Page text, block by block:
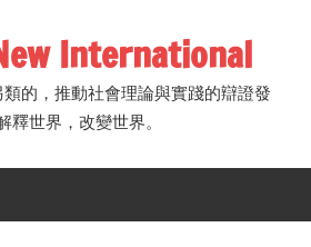
International
的，推動社會理論與實踐的辯證發
釋世界，改變世界。